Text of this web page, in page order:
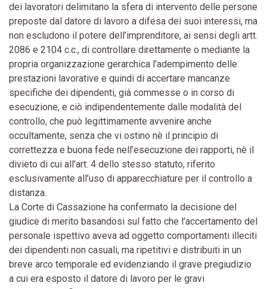
dei lavoratori delimitano la sfera di intervento delle persone
preposte dal datore di lavoro a difesa dei suoi interessi, ma
non escludono il potere dell’imprenditore, ai sensi degli artt.
2086 e 2104 c.c., di controllare direttamente o mediante la
propria organizzazione gerarchica l’adempimento delle
prestazioni lavorative e quindi di accertare mancanze
specifiche dei dipendenti, già commesse o in corso di
esecuzione, e ciò indipendentemente dalle modalità del
controllo, che può legittimamente avvenire anche
occultamente, senza che vi ostino nè il principio di
correttezza e buona fede nell’esecuzione dei rapporti, nè il
divieto di cui all’art. 4 dello stesso statuto, riferito
esclusivamente all’uso di apparecchiature per il controllo a
distanza.
La Corte di Cassazione ha confermato la decisione del
giudice di merito basandosi sul fatto che l’accertamento del
personale ispettivo aveva ad oggetto comportamenti illeciti
dei dipendenti non casuali, ma ripetitivi e distribuiti in un
breve arco temporale ed evidenziando il grave pregiudizio
a cui era esposto il datore di lavoro per le gravi